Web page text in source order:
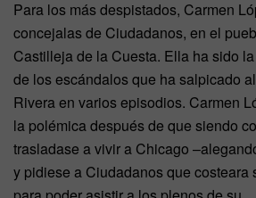
Para los más despistados, Carmen
concejalas de Ciudadanos, en el
Castilleja de la Cuesta. Ella ha sido
de los escándalos que ha salpicado
Rivera en varios episodios. Carmen
la polémica después de que siendo
trasladase a vivir a Chicago
y pidiese a Ciudadanos que costeara